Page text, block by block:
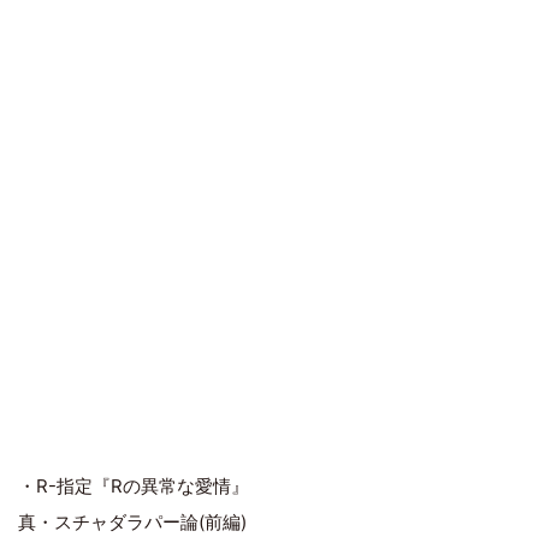
・R-指定『Rの異常な愛情』
真・スチャダラパー論(前編)